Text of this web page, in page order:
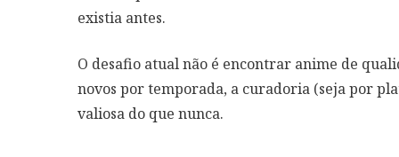
existia antes.
O desafio atual não é encontrar anime de
novos por temporada, a curadoria (seja por
valiosa do que nunca.